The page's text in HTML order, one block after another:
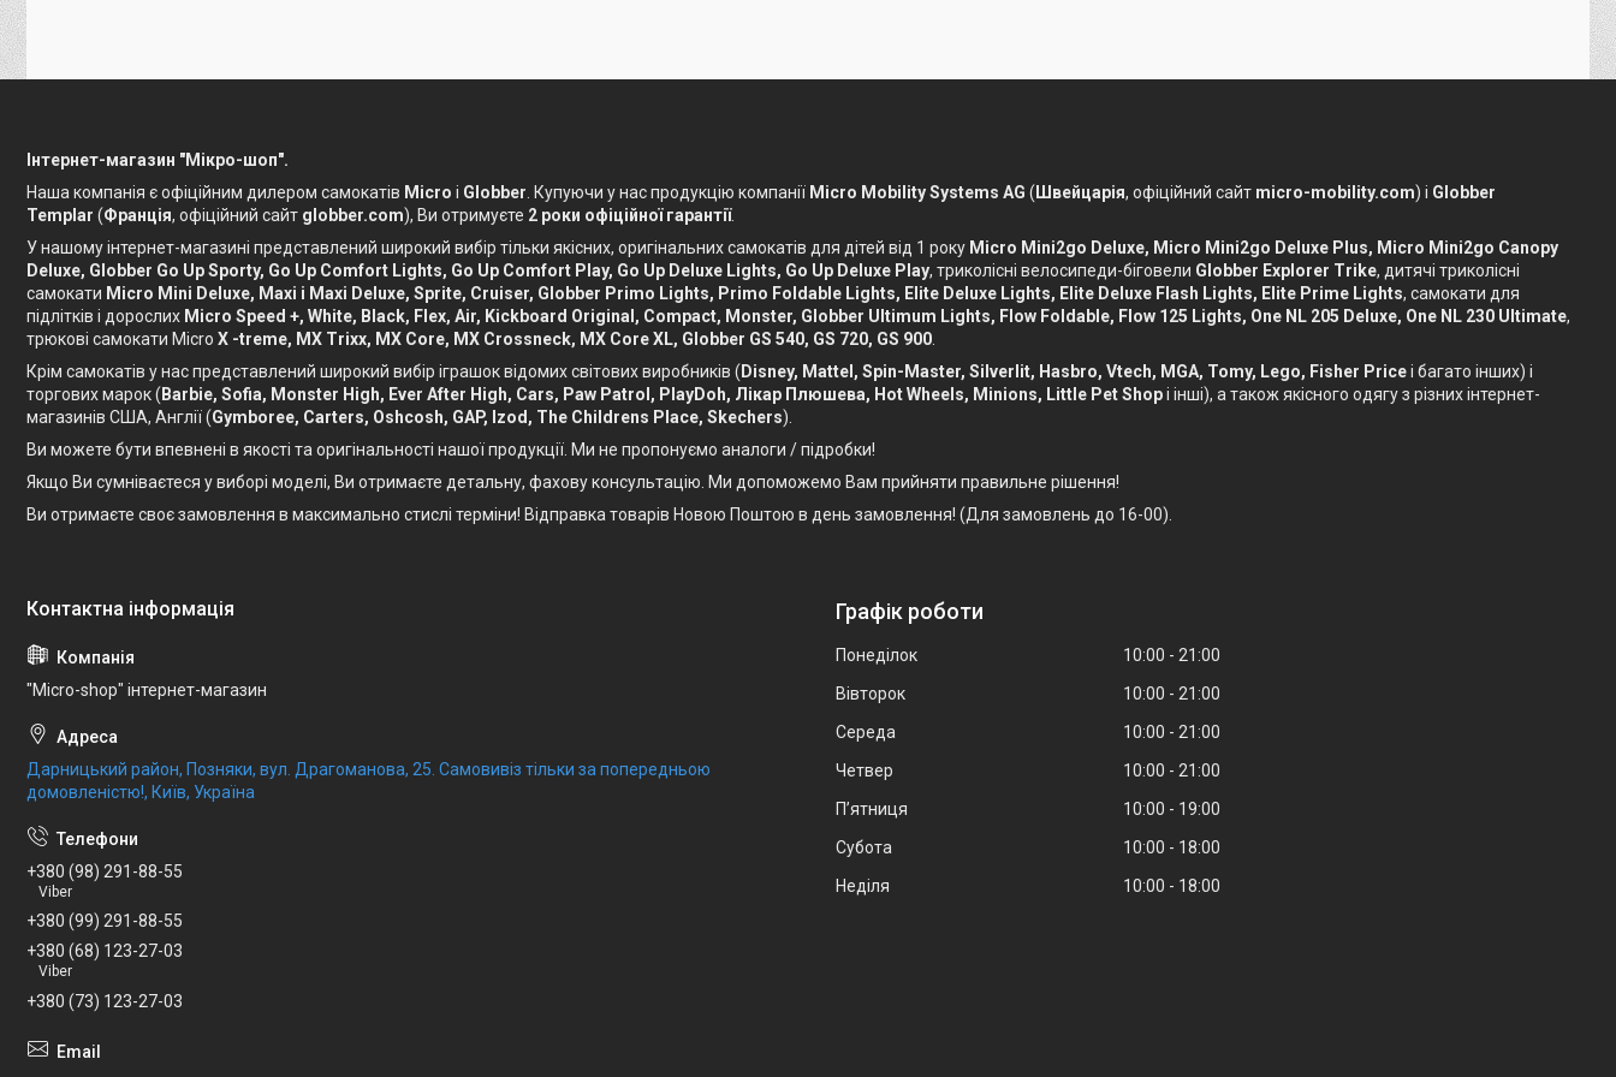
Інтернет-магазин "Мікро-шоп".
Наша компанія є офіційним дилером самокатів Micro і Globber . Купуючи у нас продукцію компанії Micro Mobility Systems AG ( Швейцарія, офіційний сайт micro-mobility.com) і Globber
Templar (Франція, офіційний сайт globber.com), Ви отримуєте 2 роки офіційної гарантії.
У нашому інтернет-магазині представлений широкий вибір тільки якісних, оригінальних самокатів для дітей від 1 року Micro Mini2go Deluxe, Micro Mini2go Deluxe Plus, Micro Mini2go Canopy
Deluxe, Globber Go Up Sporty, Go Up Comfort Lights, Go Up Comfort Play, Go Up Deluxe Lights, Go Up Deluxe Play, триколісні велосипеди-біговели Globber Explorer Trike, дитячі триколісні
самокати Micro Mini Deluxe, Maxi і Maxi Deluxe, Sprite, Cruiser, Globber Primo Lights, Primo Foldable Lights, Elite Deluxe Lights, Elite Deluxe Flash Lights, Elite Prime Lights, самокати для
підлітків і дорослих Micro Speed ​​+, White, Black, Flex, Air, Kickboard Original, Compact, Monster, Globber Ultimum Lights, Flow Foldable, Flow 125 Lights, One NL 205 Deluxe, One NL 230 Ultimate,
трюкові самокати Micro X -treme, MX Trixx, MX Core, MX Crossneck, MX Core XL, Globber GS 540, GS 720, GS 900
Крім самокатів у нас представлений широкий вибір іграшок відомих світових виробників ( Disney, Mattel, Spin-Master, Silverlit, Hasbro, Vtech, MGA, Tomy, Lego, Fisher Priceі багато інших) і
торгових марок ( Barbie, Sofia, Monster High, Ever After High, Cars, Paw Patrol, PlayDoh, Лікар Плюшева, Hot Wheels, Minions, Little Pet Shopі інші), а також якісного одягу з різних інтернет-
магазинів США, Англії (Gymboree, Carters, Oshcosh, GAP, Izod, The Childrens Place, Skechers).
Ви можете бути впевнені в якості та оригінальності нашої продукції. Ми не пропонуємо аналоги / підробки!
Якщо Ви сумніваєтеся у виборі моделі, Ви отримаєте детальну, фахову консультацію. Ми допоможемо Вам прийняти правильне рішення!
Ви отримаєте своє замовлення в максимально стислі терміни! Відправка товарів Новою Поштою в день замовлення! (Для замовлень до 16-00).
"Micro-shop" інтернет-магазин
Дарницький район, Позняки, вул. Драгоманова, 25. Самовивіз тільки за попередньою
домовленістю!, Київ, Україна
+380 (98) 291-88-55
Viber
+380 (99) 291-88-55
+380 (68) 123-27-03
Viber
+380 (73) 123-27-03
Графік роботи
Понеділок 10:00
21:00
Вівторок
10:00
21:00
Середа
10:00
21:00
Четвер
10:00
21:00
Пʼятниця
10:00
19:00
Субота
10:00
18:00
Неділя
10:00 18:00